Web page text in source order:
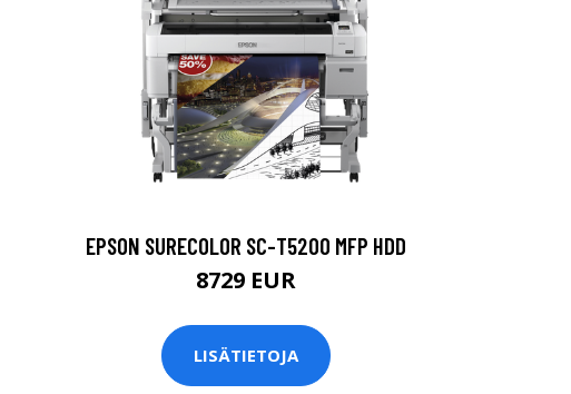
EPSON SURECOLOR SC-T5200 MFP HDD
8729 EUR
LISÄTIETOJA